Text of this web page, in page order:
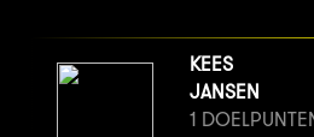
KEES
JANSEN
1